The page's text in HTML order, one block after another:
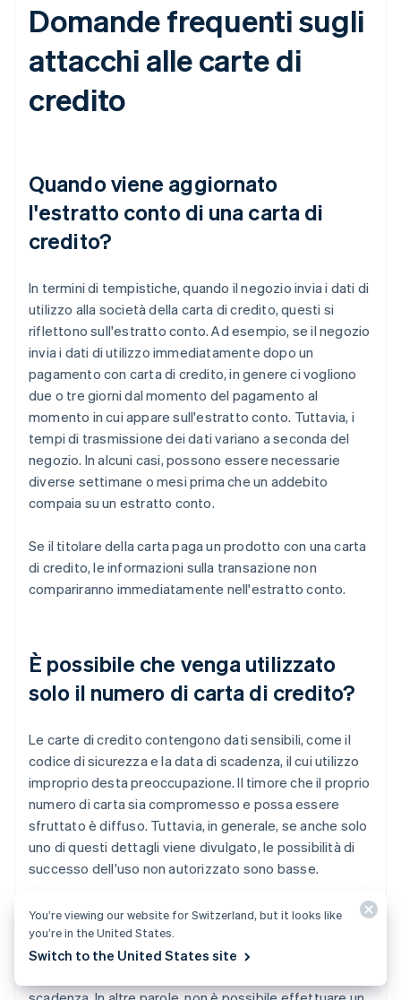
Domande frequenti sugli
attacchi alle carte di
credito
Quando viene aggiornato
l'estratto conto di una carta di
credito?
In termini di tempistiche, quando il negozio invia i dati di
utilizzo alla società della carta di credito, questi si
riflettono sull'estratto conto. Ad esempio, se il negozio
invia i dati di utilizzo immediatamente dopo un
pagamento con carta di credito, in genere ci vogliono
due o tre giorni dal momento del pagamento al
momento in cui appare sull'estratto conto. Tuttavia, i
tempi di trasmissione dei dati variano a seconda del
negozio. In alcuni casi, possono essere necessarie
diverse settimane o mesi prima che un addebito
compaia su un estratto conto.
Se il titolare della carta paga un prodotto con una carta
di credito, le informazioni sulla transazione non
compariranno immediatamente nell'estratto conto.
È possibile che venga utilizzato
solo il numero di carta di credito?
Le carte di credito contengono dati sensibili, come il
codice di sicurezza e la data di scadenza, il cui utilizzo
improprio desta preoccupazione. Il timore che il proprio
numero di carta sia compromesso e possa essere
sfruttato è diffuso. Tuttavia, in generale, se anche solo
uno di questi dettagli viene divulgato, le possibilità di
successo dell'uso non autorizzato sono basse.
Questo perché per fare acquisti online in uncentro
commerciale di e-commerce
digitali su Internet, il titolare della carta deve inserire il
You’re viewing our website for Switzerland, but it looks like
you’re in the United States.
Switch to the United States site